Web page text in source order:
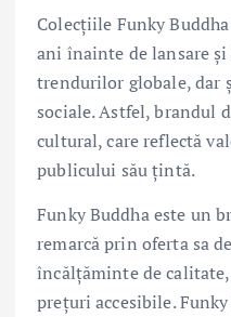
Colecțiile Funky
ani înainte de lansare
trendurilor globale, dar
sociale. Astfel, brandul
cultural, care reflectă
publicului său țintă.
Funky Buddha este un
remarcă prin oferta sa
încălțăminte de
prețuri accesibile.